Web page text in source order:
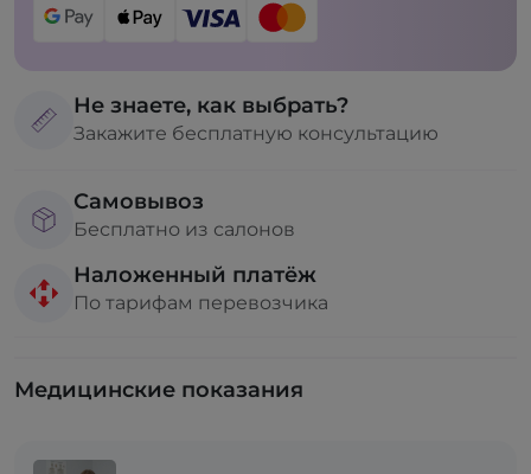
Не знаете, как выбрать?
Закажите бесплатную консультацию
Самовывоз
Бесплатно из салонов
Наложенный платёж
По тарифам перевозчика
Медицинские показания